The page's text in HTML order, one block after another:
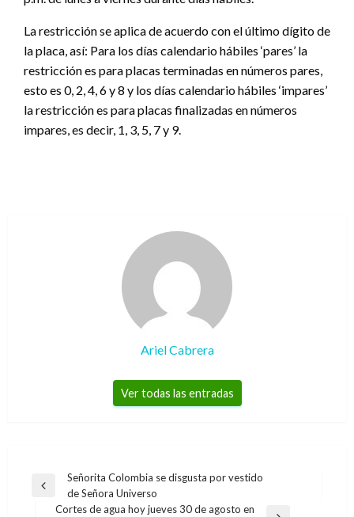
La restricción se aplica de acuerdo con el último dígito de
la placa, así: Para los días calendario hábiles ‘pares’ la
restricción es para placas terminadas en números pares,
esto es 0, 2, 4, 6 y 8 y los días calendario hábiles ‘impares’
la restricción es para placas finalizadas en números
impares, es decir, 1, 3, 5, 7 y 9.
Ariel Cabrera
Ver todas las entradas
Navegación
Entrada
anterior
Señorita Colombia se disgusta por vestido
de Señora Universo
Cortes de agua hoy jueves 30 de agosto en